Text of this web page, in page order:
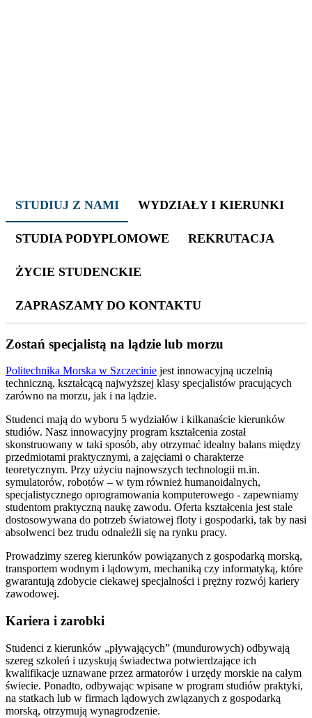
STUDIUJ Z NAMI WYDZIAŁY I KIERUNKI
STUDIA PODYPLOMOWE REKRUTACJA
ŻYCIE STUDENCKIE
ZAPRASZAMY DO KONTAKTU
Zostań specjalistą na lądzie lub morzu
Politechnika Morska w Szczecinie jest innowacyjną uczelnią
techniczną, kształcącą najwyższej klasy specjalistów pracujących
zarówno na morzu, jak i na lądzie.
Studenci mają do wyboru 5 wydziałów i kilkanaście kierunków
studiów. Nasz innowacyjny program kształcenia został
skonstruowany w taki sposób, aby otrzymać idealny balans między
przedmiotami praktycznymi, a zajęciami o charakterze
teoretycznym. Przy użyciu najnowszych technologii m.in.
symulatorów, robotów – w tym również humanoidalnych,
specjalistycznego oprogramowania komputerowego - zapewniamy
studentom praktyczną naukę zawodu. Oferta kształcenia jest stale
dostosowywana do potrzeb światowej floty i gospodarki, tak by nasi
absolwenci bez trudu odnaleźli się na rynku pracy.
Prowadzimy szereg kierunków powiązanych z gospodarką morską,
transportem wodnym i lądowym, mechaniką czy informatyką, które
gwarantują zdobycie ciekawej specjalności i prężny rozwój kariery
zawodowej.
Kariera i zarobki
Studenci z kierunków „pływających” (mundurowych) odbywają
szereg szkoleń i uzyskują świadectwa potwierdzające ich
kwalifikacje uznawane przez armatorów i urzędy morskie na całym
świecie. Ponadto, odbywając wpisane w program studiów praktyki,
na statkach lub w firmach lądowych związanych z gospodarką
morską, otrzymują wynagrodzenie.